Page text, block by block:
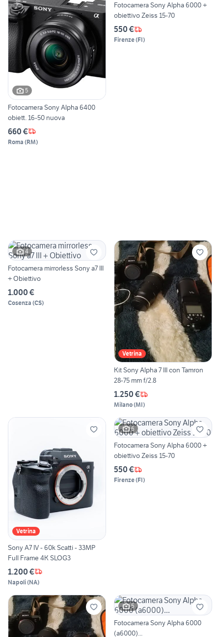
5
Fotocamera Sony Alpha 6400
obiett. 16-50 nuova
660 €
Roma (RM)
Fotocamera Sony Alpha 6000 +
obiettivo Zeiss 15-70
550 €
Firenze(FI)
4
Fotocamera mirrorless Sony a7 III
+ Obiettivo
1.000 €
Cosenza (CS)
Vetrina
Kit Sony Alpha 7 III con Tamron
28-75 mm f/2.8
1.250 €
Milano(MI)
Vetrina
Sony A7 IV - 60k Scatti - 33MP
Full Frame 4K SLOG3
1.200 €
Napoli(NA)
6
Fotocamera Sony Alpha 6000 +
obiettivo Zeiss 15-70
550 €
Firenze(FI)
5
Fotocamera Sony Alpha 6000
(a6000)...